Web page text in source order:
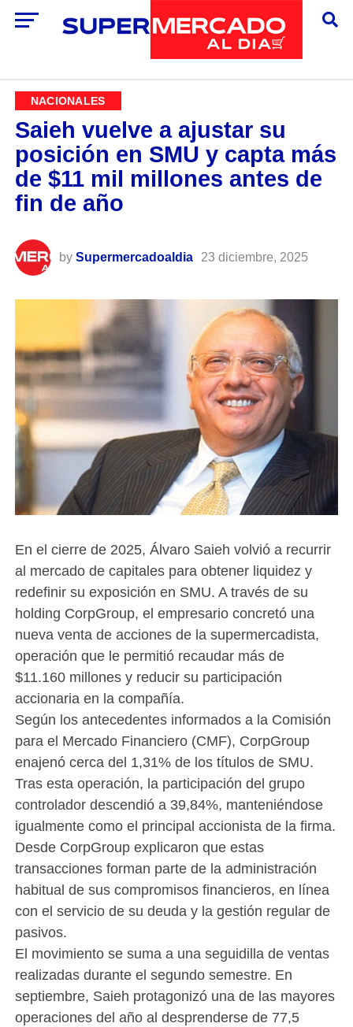
NACIONALES
Saieh vuelve a ajustar su
posición en SMU y capta más
de $11 mil millones antes de
fin de año
by Supermercadoaldia 23 diciembre, 2025
En el cierre de 2025, Álvaro Saieh volvió a recurrir
al mercado de capitales para obtener liquidez y
redefinir su exposición en SMU. A través de su
holding CorpGroup, el empresario concretó una
nueva venta de acciones de la supermercadista,
operación que le permitió recaudar más de
$11.160 millones y reducir su participación
accionaria en la compañía.
Según los antecedentes informados a la Comisión
para el Mercado Financiero (CMF), CorpGroup
enajenó cerca del 1,31% de los títulos de SMU.
Tras esta operación, la participación del grupo
controlador descendió a 39,84%, manteniéndose
igualmente como el principal accionista de la firma.
Desde CorpGroup explicaron que estas
transacciones forman parte de la administración
habitual de sus compromisos financieros, en línea
con el servicio de su deuda y la gestión regular de
pasivos.
El movimiento se suma a una seguidilla de ventas
realizadas durante el segundo semestre. En
septiembre, Saieh protagonizó una de las mayores
operaciones del año al desprenderse de 77,5